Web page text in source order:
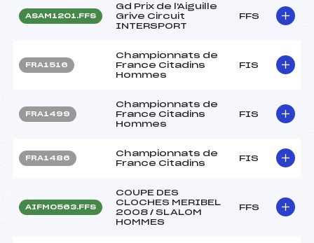
ASAM1201.FFS
Gd Prix de l'Aiguille
Grive Circuit
INTERSPORT
FFS
FRA1516
Championnats de
France Citadins
Hommes
FIS
FRA1499
Championnats de
France Citadins
Hommes
FIS
FRA1486
Championnats de
France Citadins
FIS
AIFM0563.FFS
COUPE DES
CLOCHES MERIBEL
2008 / SLALOM
HOMMES
FFS